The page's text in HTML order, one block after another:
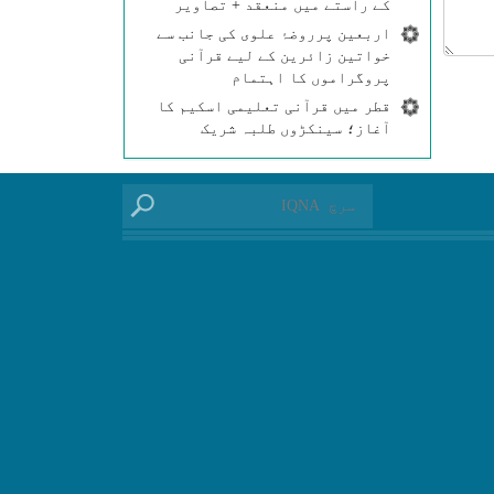
کے راستے میں منعقد + تصاویر
اربعین پرروضۂ علوی کی جانب سے
خواتین زائرین کے لیے قرآنی
پروگراموں کا اہتمام
قطر میں قرآنی تعلیمی اسکیم کا
آغاز؛ سینکڑوں طلبہ شریک